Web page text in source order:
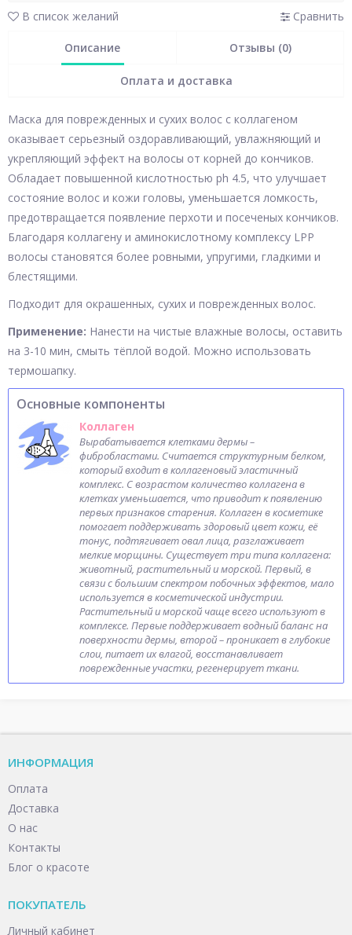
В список желаний Сравнить
Описание Отзывы (0)
Оплата и доставка
Маска для поврежденных и сухих волос с коллагеном
оказывает серьезный оздоравливающий, увлажняющий и
укрепляющий эффект на волосы от корней до кончиков.
Обладает повышенной кислотностью ph 4.5, что улучшает
состояние волос и кожи головы, уменьшается ломкость,
предотвращается появление перхоти и посеченых кончиков.
Благодаря коллагену и аминокислотному комплексу LPP
волосы становятся более ровными, упругими, гладкими и
блестящими.
Подходит для окрашенных, сухих и поврежденных волос.
Применение: Нанести на чистые влажные волосы, оставить
на 3-10 мин, смыть тёплой водой. Можно использовать
термошапку.
Основные компоненты
Коллаген
Вырабатывается клетками дермы –
фибробластами. Считается структурным белком,
который входит в коллагеновый эластичный
комплекс. С возрастом количество коллагена в
клетках уменьшается, что приводит к появлению
первых признаков старения. Коллаген в косметике
помогает поддерживать здоровый цвет кожи, её
тонус, подтягивает овал лица, разглаживает
мелкие морщины. Существует три типа коллагена:
животный, растительный и морской. Первый, в
связи с большим спектром побочных эффектов, мало
используется в косметической индустрии.
Растительный и морской чаще всего используют в
комплексе. Первые поддерживает водный баланс на
поверхности дермы, второй – проникает в глубокие
слои, питает их влагой, восстанавливает
поврежденные участки, регенерирует ткани.
ИНФОРМАЦИЯ
Оплата
Доставка
О нас
Контакты
Блог о красоте
ПОКУПАТЕЛЬ
Личный кабинет